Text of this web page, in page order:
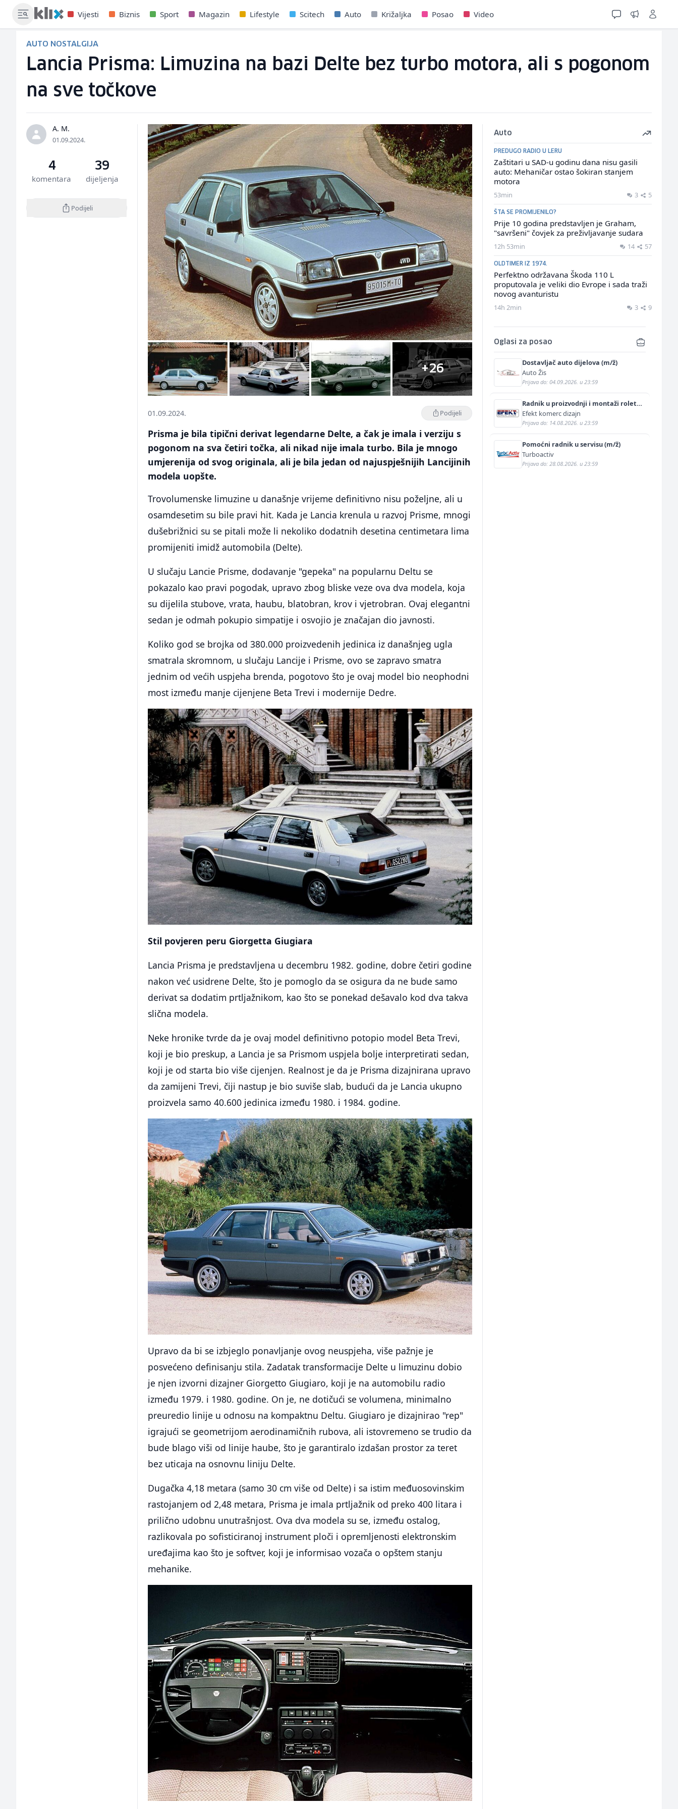
Vijesti Biznis Sport Magazin Lifestyle Scitech Auto Križaljka Posao Video
AUTO NOSTALGIJA
Lancia Prisma: Limuzina na bazi Delte bez turbo motora, ali s pogonom
na sve točkove
A. M.
01.09.2024.
4
komentara
39
dijeljenja
Podijeli
+26
01.09.2024. Podijeli
Prisma je bila tipični derivat legendarne Delte, a čak je imala i verziju s
pogonom na sva četiri točka, ali nikad nije imala turbo. Bila je mnogo
umjerenija od svog originala, ali je bila jedan od najuspješnijih Lancijinih
modela uopšte.
Trovolumenske limuzine u današnje vrijeme definitivno nisu poželjne, ali u
osamdesetim su bile pravi hit. Kada je Lancia krenula u razvoj Prisme, mnogi
dušebrižnici su se pitali može li nekoliko dodatnih desetina centimetara lima
promijeniti imidž automobila (Delte).
U slučaju Lancie Prisme, dodavanje "gepeka" na popularnu Deltu se
pokazalo kao pravi pogodak, upravo zbog bliske veze ova dva modela, koja
su dijelila stubove, vrata, haubu, blatobran, krov i vjetrobran. Ovaj elegantni
sedan je odmah pokupio simpatije i osvojio je značajan dio javnosti.
Koliko god se brojka od 380.000 proizvedenih jedinica iz današnjeg ugla
smatrala skromnom, u slučaju Lancije i Prisme, ovo se zapravo smatra
jednim od većih uspjeha brenda, pogotovo što je ovaj model bio neophodni
most između manje cijenjene Beta Trevi i modernije Dedre.
Stil povjeren peru Giorgetta Giugiara
Lancia Prisma je predstavljena u decembru 1982. godine, dobre četiri godine
nakon već usidrene Delte, što je pomoglo da se osigura da ne bude samo
derivat sa dodatim prtljažnikom, kao što se ponekad dešavalo kod dva takva
slična modela.
Neke hronike tvrde da je ovaj model definitivno potopio model Beta Trevi,
koji je bio preskup, a Lancia je sa Prismom uspjela bolje interpretirati sedan,
koji je od starta bio više cijenjen. Realnost je da je Prisma dizajnirana upravo
da zamijeni Trevi, čiji nastup je bio suviše slab, budući da je Lancia ukupno
proizvela samo 40.600 jedinica između 1980. i 1984. godine.
Upravo da bi se izbjeglo ponavljanje ovog neuspjeha, više pažnje je
posvećeno definisanju stila. Zadatak transformacije Delte u limuzinu dobio
je njen izvorni dizajner Giorgetto Giugiaro, koji je na automobilu radio
između 1979. i 1980. godine. On je, ne dotičući se volumena, minimalno
preuredio linije u odnosu na kompaktnu Deltu. Giugiaro je dizajnirao "rep"
igrajući se geometrijom aerodinamičnih rubova, ali istovremeno se trudio da
bude blago viši od linije haube, što je garantiralo izdašan prostor za teret
bez uticaja na osnovnu liniju Delte.
Dugačka 4,18 metara (samo 30 cm više od Delte) i sa istim međuosovinskim
rastojanjem od 2,48 metara, Prisma je imala prtljažnik od preko 400 litara i
prilično udobnu unutrašnjost. Ova dva modela su se, između ostalog,
razlikovala po sofisticiranoj instrument ploči i opremljenosti elektronskim
uređajima kao što je softver, koji je informisao vozača o opštem stanju
mehanike.
Auto
PREDUGO RADIO U LERU
Zaštitari u SAD-u godinu dana nisu gasili
auto: Mehaničar ostao šokiran stanjem
motora
53min 3 5
ŠTA SE PROMIJENILO?
Prije 10 godina predstavljen je Graham,
"savršeni" čovjek za preživljavanje sudara
12h 53min 14 57
OLDTIMER IZ 1974.
Perfektno održavana Škoda 110 L
proputovala je veliki dio Evrope i sada traži
novog avanturistu
14h 2min 3 9
Oglasi za posao
Dostavljač auto dijelova (m/ž)
Auto Žis
Prijava do: 04.09.2026. u 23:59
Radnik u proizvodnji i montaži roletni
(m)
Efekt komerc dizajn
Prijava do: 14.08.2026. u 23:59
Pomoćni radnik u servisu (m/ž)
Turboactiv
Prijava do: 28.08.2026. u 23:59